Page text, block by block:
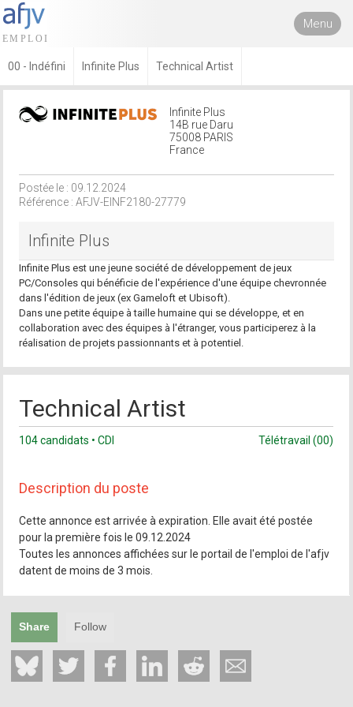
Menu
00 - Indéfini Infinite Plus Technical Artist
Infinite Plus
14B rue Daru
75008 PARIS
France
Postée le : 09.12.2024
Référence : AFJV-EINF2180-27779
Infinite Plus
Infinite Plus est une jeune société de développement de jeux
PC/Consoles qui bénéficie de l'expérience d'une équipe chevronnée
dans l'édition de jeux (ex Gameloft et Ubisoft).
Dans une petite équipe à taille humaine qui se développe, et en
collaboration avec des équipes à l'étranger, vous participerez à la
réalisation de projets passionnants et à potentiel.
Technical Artist
104 candidats • CDI Télétravail (00)
Description du poste
Cette annonce est arrivée à expiration. Elle avait été postée
pour la première fois le 09.12.2024
Toutes les annonces affichées sur le portail de l'emploi de l'afjv
datent de moins de 3 mois.
Share Follow